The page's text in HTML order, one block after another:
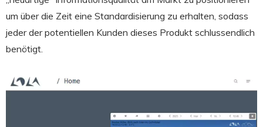
um über die Zeit eine Standardisierung zu erhalten, sodass
jeder der potentiellen Kunden dieses Produkt schlussendlich
benötigt.